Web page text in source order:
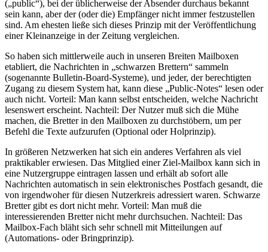
(„public“), bei der üblicherweise der Absender durchaus bekannt
sein kann, aber der (oder die) Empfänger nicht immer festzustellen
sind. Am ehesten ließe sich dieses Prinzip mit der Veröffentlichung
einer Kleinanzeige in der Zeitung vergleichen.
So haben sich mittlerweile auch in unseren Breiten Mailboxen
etabliert, die Nachrichten in „schwarzen Brettern“ sammeln
(sogenannte Bulletin-Board-Systeme), und jeder, der berechtigten
Zugang zu diesem System hat, kann diese „Public-Notes“ lesen oder
auch nicht. Vorteil: Man kann selbst entscheiden, welche Nachricht
lesenswert erscheint. Nachteil: Der Nutzer muß sich die Mühe
machen, die Bretter in den Mailboxen zu durchstöbern, um per
Befehl die Texte aufzurufen (Optional oder Holprinzip).
In größeren Netzwerken hat sich ein anderes Verfahren als viel
praktikabler erwiesen. Das Mitglied einer Ziel-Mailbox kann sich in
eine Nutzergruppe eintragen lassen und erhält ab sofort alle
Nachrichten automatisch in sein elektronisches Postfach gesandt, die
von irgendwoher für diesen Nutzerkreis adressiert waren. Schwarze
Bretter gibt es dort nicht mehr. Vorteil: Man muß die
interessierenden Bretter nicht mehr durchsuchen. Nachteil: Das
Mailbox-Fach bläht sich sehr schnell mit Mitteilungen auf
(Automations- oder Bringprinzip).